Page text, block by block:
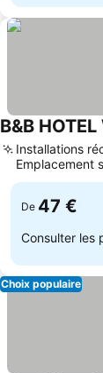
B&B
Installations
Emplacement
villes
De 47 €
Consulter les
Choix populaire